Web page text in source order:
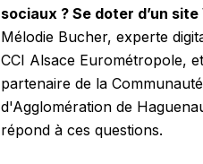
sociaux ? Se doter d’un site
Mélodie Bucher, experte
CCI Alsace Eurométropole, et
partenaire de la Communauté
d'Agglomération de
répond à ces questions.